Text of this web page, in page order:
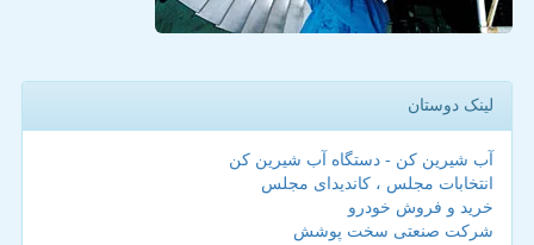
لینک دوستان
آب شیرین کن - دستگاه آب شیرین کن
انتخابات مجلس ، کاندیدای مجلس
خرید و فروش خودرو
شرکت صنعتی سخت پوشش